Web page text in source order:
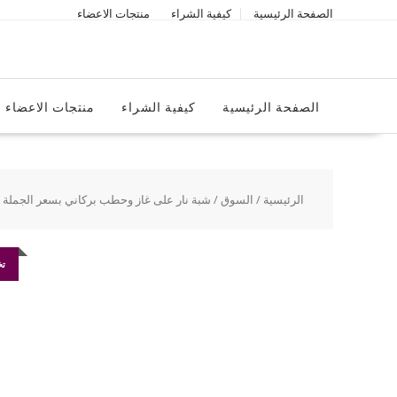
الصفحة الرئيسية كيفية الشراء منتجات الاعضاء
الصفحة الرئيسية كيفية الشراء منتجات الاعضاء
الرئيسية / السوق/ شبة نار على غاز وحطب بركاني بسعر الجملة